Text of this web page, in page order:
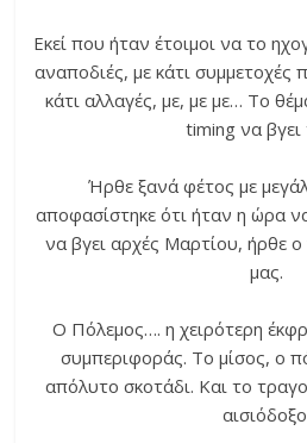
Εκεί που ήταν έτοιμοι να το
αναποδιές, με κάτι συμμετοχές
κάτι αλλαγές, με, με με… Το
timing να βγει
Ήρθε ξανά φέτος με
αποφασίστηκε ότι ήταν η ώρα
να βγει αρχές Μαρτίου, ήρθε ο
μας.
Ο Πόλεμος…. η χειρότερη
συμπεριφοράς. Το μίσος, ο
απόλυτο σκοτάδι. Και το